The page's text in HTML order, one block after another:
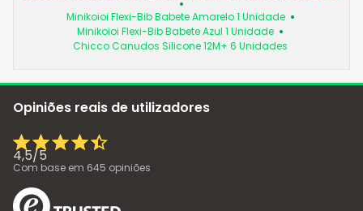
Minikoioi Flexi-Bib Babete Amarelo 1 Unidade
Minikoioi Flexi-Bib Babete Azul 1 Unidade
Chicco Canudos Silicone 12M+ 6 Unidades
Opiniões reais de utilizadores
4,5/5
Com base em 645 opiniões